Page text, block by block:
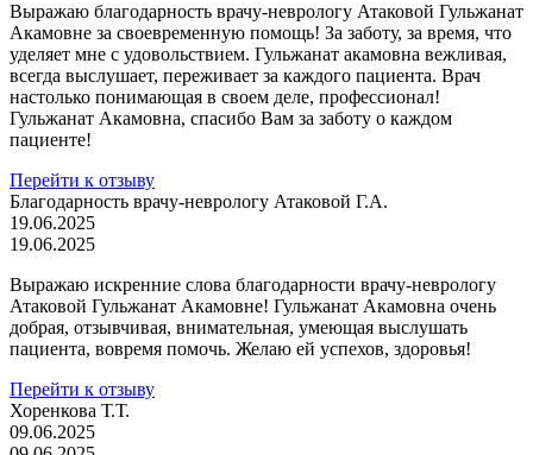
Выражаю благодарность врачу-неврологу Атаковой Гульжанат
Акамовне за своевременную помощь! За заботу, за время, что
уделяет мне с удовольствием. Гульжанат акамовна вежливая,
всегда выслушает, переживает за каждого пациента. Врач
настолько понимающая в своем деле, профессионал!
Гульжанат Акамовна, спасибо Вам за заботу о каждом
пациенте!
Перейти к отзыву
Благодарность врачу-неврологу Атаковой Г.А.
19.06.2025
19.06.2025
Выражаю искренние слова благодарности врачу-неврологу
Атаковой Гульжанат Акамовне! Гульжанат Акамовна очень
добрая, отзывчивая, внимательная, умеющая выслушать
пациента, вовремя помочь. Желаю ей успехов, здоровья!
Перейти к отзыву
Хоренкова Т.Т.
09.06.2025